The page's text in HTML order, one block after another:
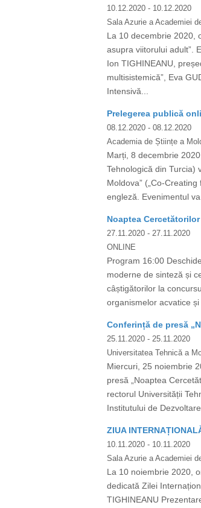
10.12.2020 - 10.12.2020
Sala Azurie a Academiei
La 10 decembrie 2020,
asupra viitorului adult”.
Ion TIGHINEANU,
multisistemică”, Eva
Intensivă...
Prelegerea publică
08.12.2020 - 08.12.2020
Academia de Științe a
Marți, 8 decembrie
Tehnologică din Turcia)
Moldova” („Co-
engleză. Evenimentul
Noaptea
27.11.2020 - 27.11.2020
ONLINE
Program 16:00
moderne de sinteză și
câștigătorilor la
organismelor acvatice
Conferință de presă
25.11.2020 - 25.11.2020
Universitatea Tehnică a
Miercuri, 25 noiembrie
presă „Noaptea
rectorul Universității
Institutului de
ZIUA
10.11.2020 - 10.11.2020
Sala Azurie a Academiei
La 10 noiembrie 2020,
dedicată Zilei
TIGHINEANU